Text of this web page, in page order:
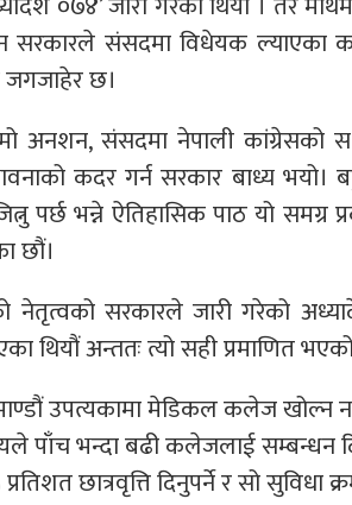
सरकारले संसदमा विधेयक
जगजाहेर छ।
अनशन, संसदमा नेपाली कांग्रेसको
कदर गर्न सरकार बाध्य
पर्छ भन्ने ऐतिहासिक पाठ यो
छौं।
नेतृत्वको सरकारले जारी गरेको
थियौं अन्ततः त्यो सही प्रमाणित
उपत्यकामा मेडिकल कलेज खोल्न
पाँच भन्दा बढी कलेजलाई सम्बन्धन
छात्रवृत्ति दिनुपर्ने र सो सुविधा